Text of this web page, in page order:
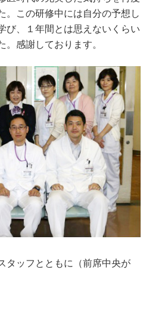
。この研修中には自分の予想し
び、１年間とは思えないくらい
。感謝しております。
タッフとともに（前席中央が